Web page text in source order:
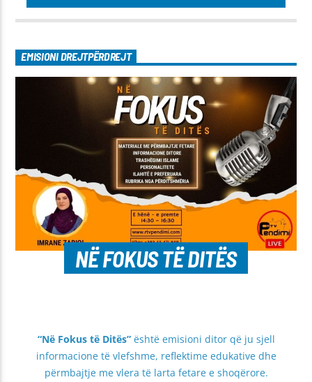
EMISIONI DREJTPËRDREJT
NË FOKUS TË DITËS
“Në Fokus të Ditës”është emisioni ditor që ju sjell
informacione të vlefshme, reflektime edukative dhe
përmbajtje me vlera të larta fetare e shoqërore.